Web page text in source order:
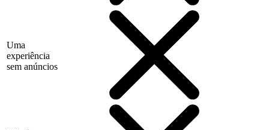
Uma
experiência
sem anúncios